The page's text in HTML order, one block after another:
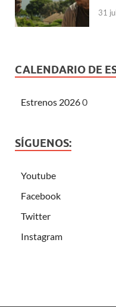
31
CALENDARIO DE
Estrenos 20260
SÍGUENOS:
Youtube
Facebook
Twitter
Instagram